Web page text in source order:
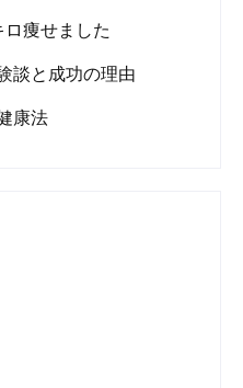
痩せました
談と成功の理由
康法